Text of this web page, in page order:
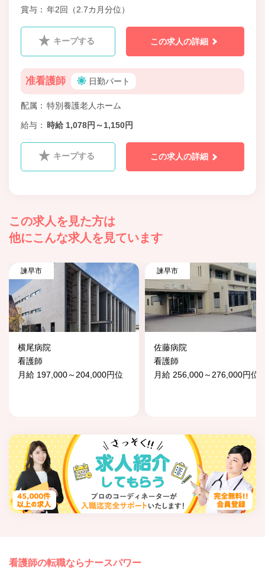
賞与 年2回（2.7カ月分位）
キープする この求人の詳細
准看護師 日勤パート
配属 特別養護老人ホーム
給与 時給 1,078円～1,150円
キープする この求人の詳細
この求人を見た方は
他にこんな求人を見ています
諫早市
横尾病院
看護師
月給 197,000～204,000円位
諫早市
佐藤病院
看護師
月給 256,000～276,000円位
看護師の転職ならナースパワー